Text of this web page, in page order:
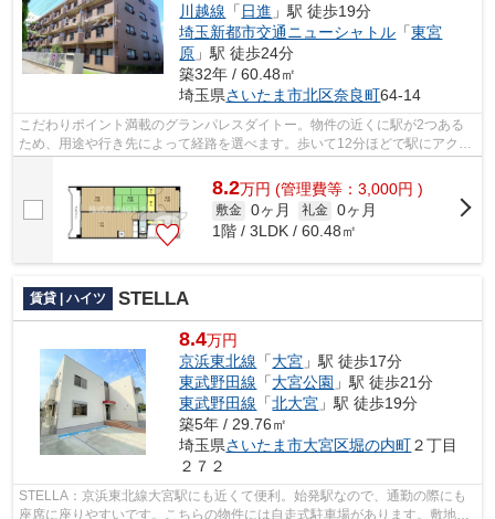
川越線 「 日進 」駅 徒歩19分
埼玉新都市交通ニューシャトル 「東宮
原 」駅 徒歩24分
築32年 / 60.48㎡
埼玉県さいたま市北区奈良町64-14
こだわりポイント満載のグランパレスダイトー。物件の近くに駅が2つある
ため、用途や行き先によって経路を選べます。歩いて12分ほどで駅にアクセ
スできる、立地の良さも魅力の物件です...
8.2万円 (管理費等：3,000円 )
敷金 0ヶ月 礼金 0ヶ月
1階 / 3LDK / 60.48㎡
賃貸 | ハイツ STELLA
8.4万円
京浜東北線 「大宮 」駅 徒歩17分
東武野田線 「大宮公園 」駅 徒歩21分
東武野田線 「北大宮 」駅 徒歩19分
築5年 / 29.76㎡
埼玉県さいたま市大宮区堀の内町２丁目
２７２
STELLA：京浜東北線大宮駅にも近くて便利。始発駅なので、通勤の際にも
座席に座りやすいです。こちらの物件には自走式駐車場があります。敷地内